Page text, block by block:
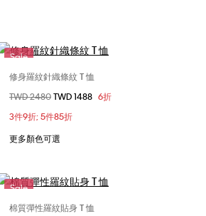
Sale
選擇您的尺碼
S
修身羅紋針織條紋 T 恤
價格扣減從
TWD 2480至
TWD 1488 6折
3件9折; 5件85折
更多顏色可選
Sale
選擇您的尺碼
棉質彈性羅紋貼身 T 恤